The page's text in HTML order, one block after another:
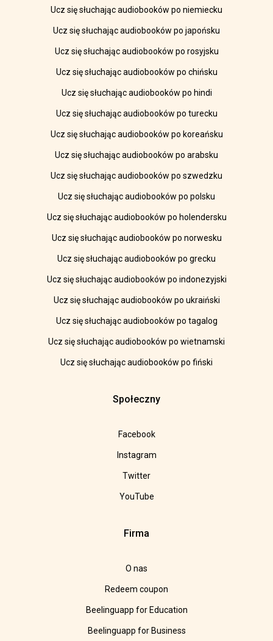
Ucz się słuchając audiobooków po niemiecku
Ucz się słuchając audiobooków po japońsku
Ucz się słuchając audiobooków po rosyjsku
Ucz się słuchając audiobooków po chińsku
Ucz się słuchając audiobooków po hindi
Ucz się słuchając audiobooków po turecku
Ucz się słuchając audiobooków po koreańsku
Ucz się słuchając audiobooków po arabsku
Ucz się słuchając audiobooków po szwedzku
Ucz się słuchając audiobooków po polsku
Ucz się słuchając audiobooków po holendersku
Ucz się słuchając audiobooków po norwesku
Ucz się słuchając audiobooków po grecku
Ucz się słuchając audiobooków po indonezyjski
Ucz się słuchając audiobooków po ukraiński
Ucz się słuchając audiobooków po tagalog
Ucz się słuchając audiobooków po wietnamski
Ucz się słuchając audiobooków po fiński
Społeczny
Facebook
Instagram
Twitter
YouTube
Firma
O nas
Redeem coupon
Beelinguapp for Education
Beelinguapp for Business